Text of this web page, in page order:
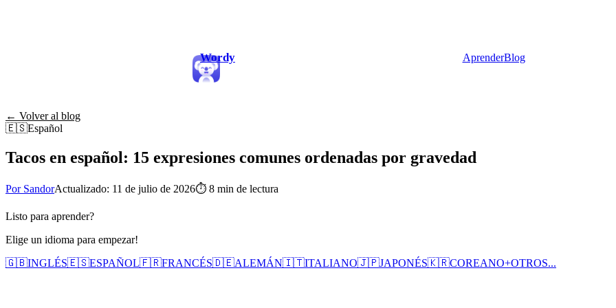
Wordy AprenderBlog
← Volver al blog
🇪🇸Español
Tacos en español: 15 expresiones comunes ordenadas por gravedad
Por SandorActualizado: 11 de julio de 2026⏱ 8 min de lectura
Listo para aprender?
Elige un idioma para empezar!
🇬🇧INGLÉS🇪🇸ESPAÑOL🇫🇷FRANCÉS🇩🇪ALEMÁN🇮🇹ITALIANO🇯🇵JAPONÉS🇰🇷COREANO+OTROS...